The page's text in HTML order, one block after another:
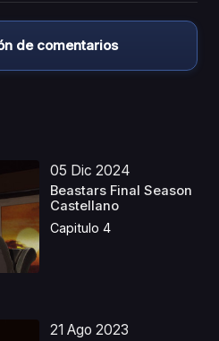
de comentarios
05 Dic 2024
Beastars Final Season
Castellano
Capitulo 4
21 Ago 2023